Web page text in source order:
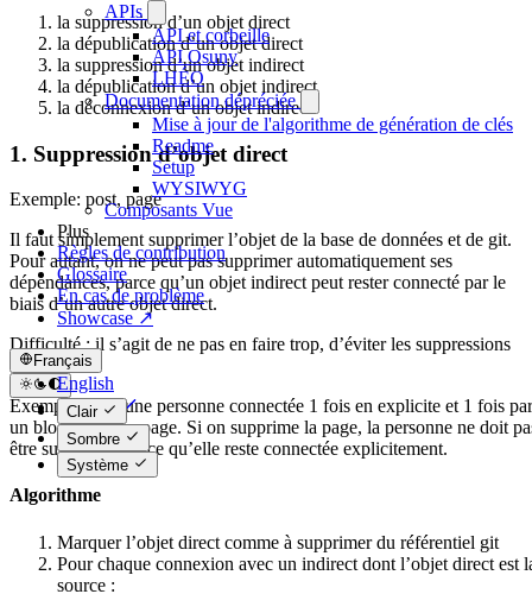
APIs
API et corbeille
API Osuny
LHÉO
Documentation dépréciée
Mise à jour de l'algorithme de génération de clés
Readme
Setup
WYSIWYG
Composants Vue
Plus
Règles de contribution
Glossaire
En cas de problème
Showcase ↗
Français
English
Français
Clair
Sombre
Système
la suppression d’un objet direct
la dépublication d’un objet direct
la suppression d’un objet indirect
la dépublication d’un objet indirect
la déconnexion d’un objet indirect
1. Suppression d’objet direct
Exemple: post, page
Il faut simplement supprimer l’objet de la base de données et de git.
Pour autant, on ne peut pas supprimer automatiquement ses
dépendances, parce qu’un objet indirect peut rester connecté par le
biais d’un autre objet direct.
Difficulté : il s’agit de ne pas en faire trop, d’éviter les suppressions
excessives.
Exemple : Soit une personne connectée 1 fois en explicite et 1 fois par
un bloc dans une page. Si on supprime la page, la personne ne doit
être supprimée parce qu’elle reste connectée explicitement.
Algorithme
Marquer l’objet direct comme à supprimer du référentiel git
Pour chaque connexion avec un indirect dont l’objet direct est
source :